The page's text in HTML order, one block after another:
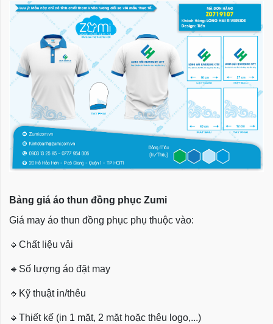
Bảng giá áo thun đồng phục Zumi
Giá may áo thun đồng phục phụ thuộc vào:
🔹 Chất liệu vải
🔹 Số lượng áo đặt may
🔹 Kỹ thuật in/thêu
🔹 Thiết kế (in 1 mặt, 2 mặt hoặc thêu logo,...)